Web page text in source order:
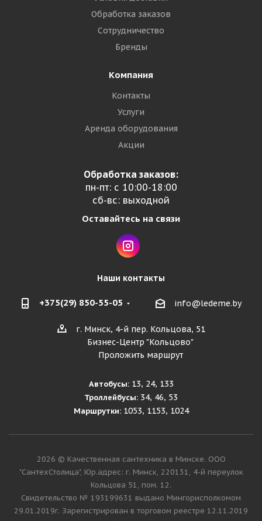
Обработка заказов
Сотрудничество
Бренды
Компания
Контакты
Услуги
Аренда оборудования
Акции
Обработка заказов:
пн-пт: с 10:00-18:00
сб-вс: выходной
Оставайтесь на связи
Наши контакты
+375(29) 850-55-05 info@ledeme.by
г. Минск, 4-й пер. Кольцова, 51
Бизнес-Центр "Кольцово"
Проложить маршрут
Автобусы:13, 24, 133
Троллейбусы: 34, 46, 53
Маршрутки:1053, 1153, 1024
2026 © Качественная сантехника в Минске. ООО
"СантехСтолица", Юр.адрес: г. Минск, 220131, 4-й переулок
Кольцова 51, пом. 12.
Cвидетельство № 193199631 выдано Мингорисполкомом
29.01.2019г. Зарегистрирован в торговом реестре 12.11.2019